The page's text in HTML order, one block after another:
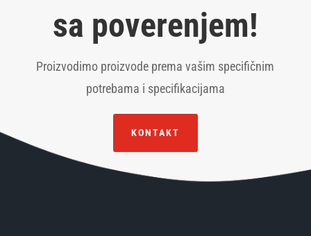
sa poverenjem!
Proizvodimo proizvode prema vašim specifičnim
potrebama i specifikacijama
KONTAKT